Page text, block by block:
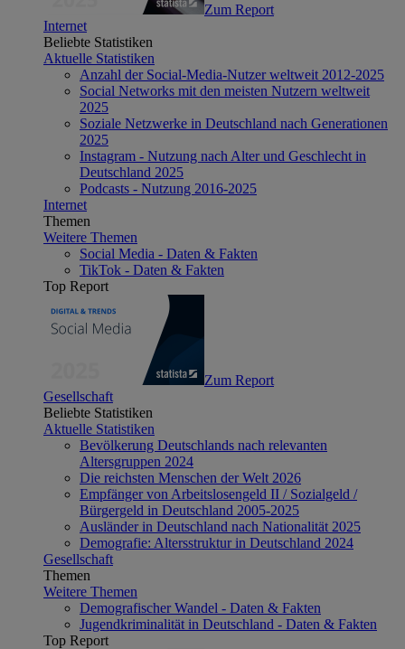
Zum Report
Internet
Beliebte Statistiken
Aktuelle Statistiken
Anzahl der Social-Media-Nutzer weltweit 2012-2025
Social Networks mit den meisten Nutzern weltweit
2025
Soziale Netzwerke in Deutschland nach Generationen
2025
Instagram - Nutzung nach Alter und Geschlecht in
Deutschland 2025
Podcasts - Nutzung 2016-2025
Internet
Themen
Weitere Themen
Social Media - Daten & Fakten
TikTok - Daten & Fakten
Top Report
Zum Report
Gesellschaft
Beliebte Statistiken
Aktuelle Statistiken
Bevölkerung Deutschlands nach relevanten
Altersgruppen 2024
Die reichsten Menschen der Welt 2026
Empfänger von Arbeitslosengeld II / Sozialgeld /
Bürgergeld in Deutschland 2005-2025
Ausländer in Deutschland nach Nationalität 2025
Demografie: Altersstruktur in Deutschland 2024
Gesellschaft
Themen
Weitere Themen
Demografischer Wandel - Daten & Fakten
Jugendkriminalität in Deutschland - Daten & Fakten
Top Report